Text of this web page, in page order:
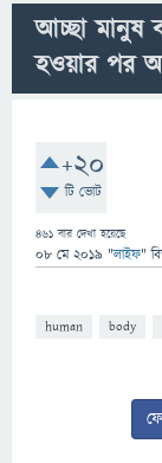
আচ্ছা মানুষ
হওয়ার পর
+20
টি ভোট
461 বার দেখা হয়েছে
08 মে 2019 "লাইফ"
human body